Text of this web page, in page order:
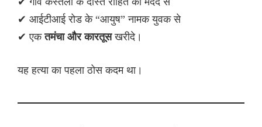
✔ आईटीआई रोड के “आयुष” नामक युवक से
✔ एकतमंचा और कारतूसखरीदे।
यह हत्या का पहला ठोस कदम था।